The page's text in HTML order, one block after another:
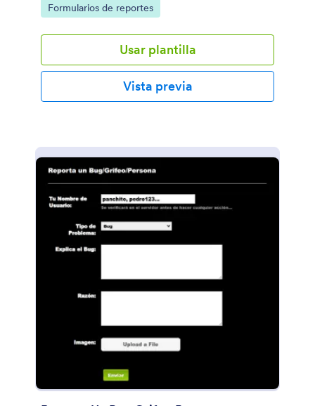
Go to Category:
Formularios de reportes
Usar plantilla
Vista previa